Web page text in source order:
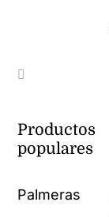
Productos
populares
Palmeras